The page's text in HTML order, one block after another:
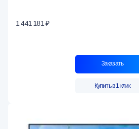
1 441 181 ₽
Заказать
Купить в 1 клик